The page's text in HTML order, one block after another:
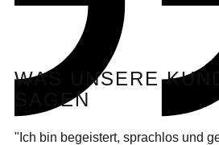
WAS UNSERE
SAGEN
"Ich bin begeistert, sprachlos und